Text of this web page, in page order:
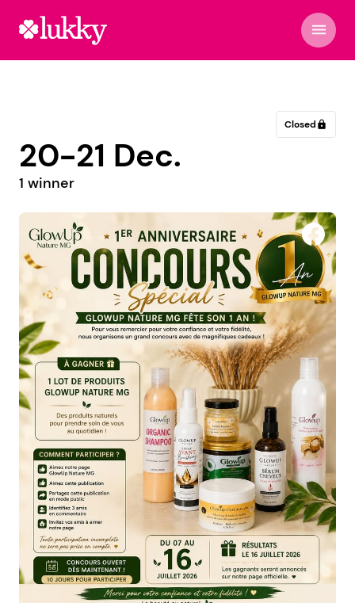
menu
Closed lock
20-21 Dec.
1 winner
Bijouterie Sauvat